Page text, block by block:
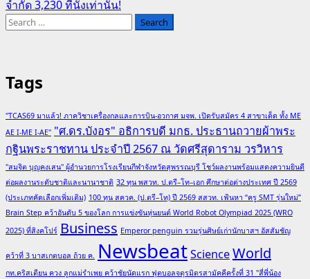
navigation
จำกัด 3,230 ที่นั่งเท่านั้น!
Search
for:
Tags
"TCAS69 มาแล้ว! ภาควิชาเครื่องกลและการบิน-อวกาศ มจพ. เปิดรับสมัคร 4 สาขาเด็ด ทั้ง ME
AE I-ME I-AE" "ศ.ดร.บังอร" อธิการบดี มกธ. ประธานถวายผ้าพระ
กฐินพระราชทาน ประจำปี 2567 ณ วัดศรีสุดาราม วรวิหาร
"สมจิต บุญคงเสน" ผู้อำนวยการโรงเรียนกีฬาจังหวัดสุพรรณบุรี โชว์ผลงานพร้อมแสดงความยินดี
ต่อผลงานระดับชาติและนานาชาติ 32 ทุน พสวท. ป.ตรี–โท–เอก ศึกษาต่อต่างประเทศ ปี 2569
(ประเภทคัดเลือกเพิ่มเติม) 100 ทุน สควค. (ป.ตรี–โท) ปี 2569 สสวท. เฟ้นหา “ครู SMT รุ่นใหม่”
Brain Step คว้าอันดับ 5 ของโลก การแข่งขันหุ่นยนต์ World Robot Olympiad 2025 (WRO
2025) ที่สิงคโปร์ Business Emperor penguin รวมรุ่นศิษย์เก่านักบาสฯ อัสสัมชัญ
คว้าที่ 3 บาสเกตบอล ถ้วย ค. NewsbeatScienceWorld
กท.คริสเตียน ควง ลูกแม่รำเพย คว้าชัยนัดแรก ฟุตบอลจตุรมิตรสามัคคีครั้งที่ 31 "สี่พี่น้อง